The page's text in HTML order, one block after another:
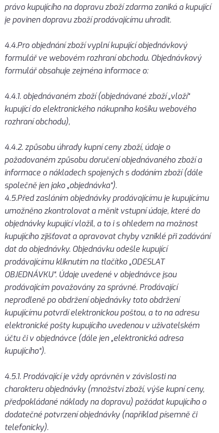
právo kupujícího na dopravu zboží zdarma zaniká a kupující
je povinen dopravu zboží prodávajícímu uhradit.
4.4.Pro objednání zboží vyplní kupující objednávkový
formulář ve webovém rozhraní obchodu. Objednávkový
formulář obsahuje zejména informace o:
4.4.1. objednávaném zboží (objednávané zboží „vloží“
kupující do elektronického nákupního košíku webového
rozhraní obchodu),
4.4.2. způsobu úhrady kupní ceny zboží, údaje o
požadovaném způsobu doručení objednávaného zboží a
informace o nákladech spojených s dodáním zboží (dále
společně jen jako „objednávka“).
4.5.Před zasláním objednávky prodávajícímu je kupujícímu
umožněno zkontrolovat a měnit vstupní údaje, které do
objednávky kupující vložil, a to i s ohledem na možnost
kupujícího zjišťovat a opravovat chyby vzniklé při zadávání
dat do objednávky. Objednávku odešle kupující
prodávajícímu kliknutím na tlačítko „ODESLAT
OBJEDNÁVKU“. Údaje uvedené v objednávce jsou
prodávajícím považovány za správné. Prodávající
neprodleně po obdržení objednávky toto obdržení
kupujícímu potvrdí elektronickou poštou, a to na adresu
elektronické pošty kupujícího uvedenou v uživatelském
účtu či v objednávce (dále jen „elektronická adresa
kupujícího“).
4.5.1. Prodávající je vždy oprávněn v závislosti na
charakteru objednávky (množství zboží, výše kupní ceny,
předpokládané náklady na dopravu) požádat kupujícího o
dodatečné potvrzení objednávky (například písemně či
telefonicky).